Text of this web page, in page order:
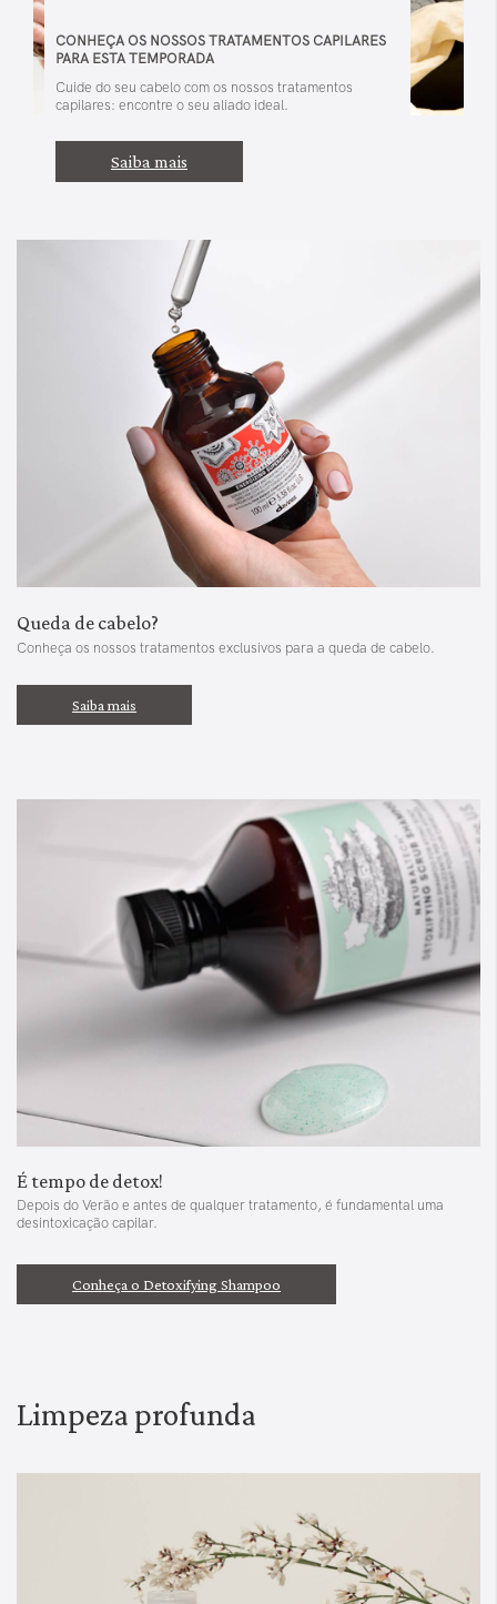
CONHEÇA OS NOSSOS TRATAMENTOS CAPILARES
PARA ESTA TEMPORADA
Cuide do seu cabelo com os nossos tratamentos
capilares: encontre o seu aliado ideal.
Saiba mais
Queda de cabelo?
Conheça os nossos tratamentos exclusivos para a queda de cabelo.
Saiba mais
É tempo de detox!
Depois do Verão e antes de qualquer tratamento, é fundamental uma
desintoxicação capilar.
Conheça o Detoxifying Shampoo
Limpeza profunda